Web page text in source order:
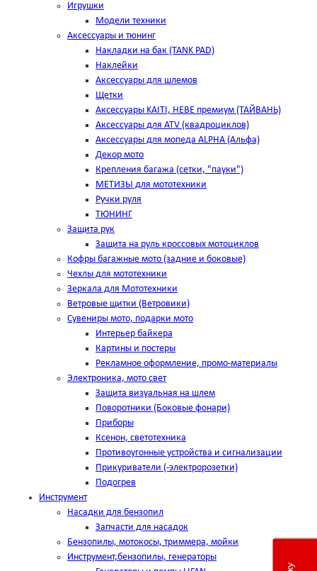
Игрушки
Модели техники
Аксессуары и тюнинг
Накладки на бак (TANK PAD)
Наклейки
Аксессуары для шлемов
Щетки
Аксессуары KAITI, HEBE премиум (ТАЙВАНЬ)
Аксессуары для ATV (квадроциклов)
Аксессуары для мопеда ALPHA (Альфа)
Декор мото
Крепления багажа (сетки, "пауки")
МЕТИЗЫ для мототехники
Ручки руля
ТЮНИНГ
Защита рук
Защита на руль кроссовых мотоциклов
Кофры багажные мото (задние и боковые)
Чехлы для мототехники
Зеркала для Мототехники
Ветровые щитки (Ветровики)
Сувениры мото, подарки мото
Интерьер байкера
Картины и постеры
Рекламное оформление, промо-материалы
Электроника, мото свет
Защита визуальная на шлем
Поворотники (Боковые фонари)
Приборы
Ксенон, светотехника
Противоугонные устройства и сигнализации
Прикуриватели (-электророзетки)
Подогрев
Инструмент
Насадки для бензопил
Запчасти для насадок
Бензопилы, мотокосы, триммера, мойки
Инструмент,бензопилы, генераторы